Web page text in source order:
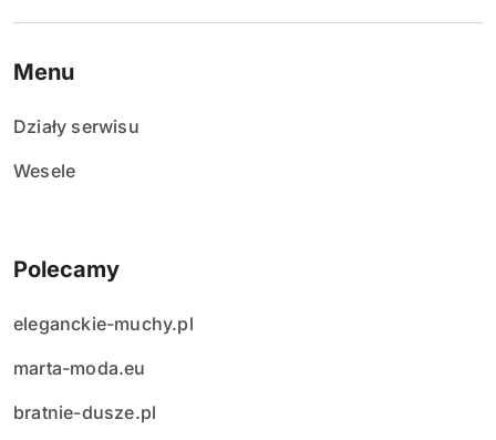
Menu
Działy serwisu
Wesele
Polecamy
eleganckie-muchy.pl
marta-moda.eu
bratnie-dusze.pl